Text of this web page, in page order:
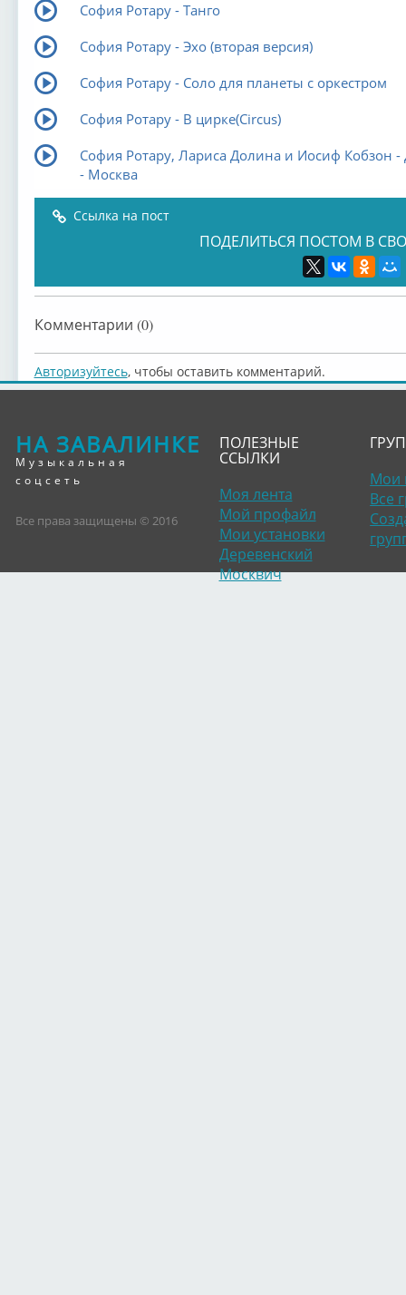
София Ротару - Танго
София Ротару - Эхо (вторая версия)
София Ротару - Соло для планеты с оркестром
София Ротару - В цирке(Circus)
София Ротару, Лариса Долина и Иосиф Кобзон -
- Москва
Ссылка на пост
ПОДЕЛИТЬСЯ ПОСТОМ В
Комментарии (0)
Авторизуйтесь, чтобы оставить комментарий.
НА ЗАВАЛИНКЕ
Музыкальная
соцсеть
Все права защищены © 2016
ПОЛЕЗНЫЕ
ССЫЛКИ
Моя лента
Мой профайл
Мои установки
Деревенский
Москвич
Мои
Все